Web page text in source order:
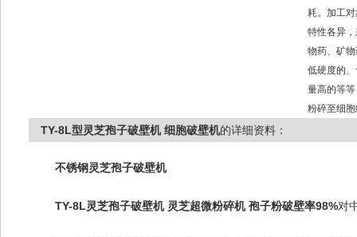
耗。加工
特性各异
物药、矿
低硬度的
量高的等
粉碎至细
TY-8L型灵芝孢子破壁机 细胞破壁机的详细资料：
不锈钢灵芝孢子破壁机
TY-8L灵芝孢子破壁机 灵芝超微粉碎机 孢子粉破壁率98%对